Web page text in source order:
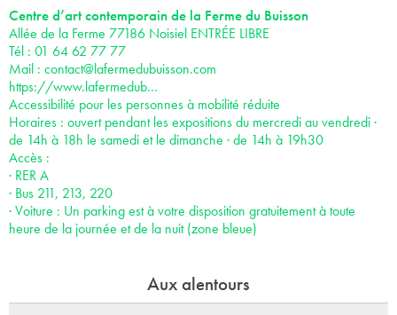
Centre d’art contemporain de la Ferme du Buisson
Allée de la Ferme 77186 Noisiel ENTRÉE LIBRE
Tél : 01 64 62 77 77
Mail : contact@lafermedubuisson.com
https://www.lafermedub…
Accessibilité pour les personnes à mobilité réduite
Horaires : ouvert pendant les expositions du mercredi au vendredi ·
de 14h à 18h le samedi et le dimanche · de 14h à 19h30
Accès :
· RER A
· Bus 211, 213, 220
· Voiture : Un parking est à votre disposition gratuitement à toute
heure de la journée et de la nuit (zone bleue)
Aux alentours